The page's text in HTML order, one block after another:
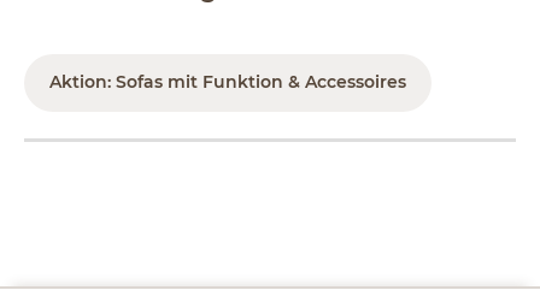
Aktion: Sofas mit Funktion & Accessoires